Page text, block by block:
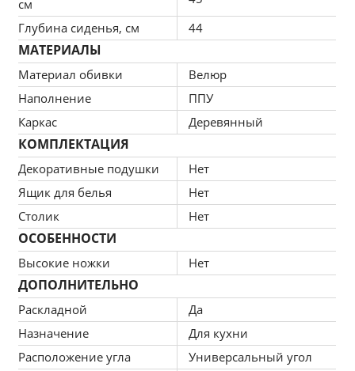
качественной ткани.
Стойкость к деформации и эластичность
Отличная эластичность и устойчивость к
деформации – гарантия легкого и быстрого
восстановления формы после сидения.
Эргономичность
Конструкция приспосабливается под контур
тела. Доступная цена выступает
дополнительным преимуществом.
Компактность
При компактных габаритах: 199х63х87 см
подойдет для кухонных комнат любых
размеров, легко раскладывается, обеспечивая
спальное место 94х180 см.
см
Глубина сиденья, см
44
МАТЕРИАЛЫ
Материал обивки
Велюр
Наполнение
ППУ
Каркас
Деревянный
КОМПЛЕКТАЦИЯ
Декоративные подушки
Нет
Ящик для белья
Нет
Столик
Нет
ОСОБЕННОСТИ
Высокие ножки Нет
ДОПОЛНИТЕЛЬНО
Раскладной
Да
Назначение
Для кухни
Расположение угла
Универсальный угол